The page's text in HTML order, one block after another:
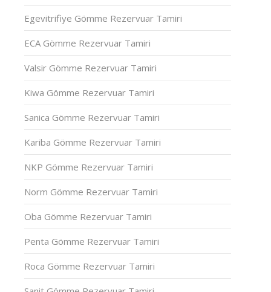
Egevitrifiye Gömme Rezervuar Tamiri
ECA Gömme Rezervuar Tamiri
Valsir Gömme Rezervuar Tamiri
Kiwa Gömme Rezervuar Tamiri
Sanica Gömme Rezervuar Tamiri
Kariba Gömme Rezervuar Tamiri
NKP Gömme Rezervuar Tamiri
Norm Gömme Rezervuar Tamiri
Oba Gömme Rezervuar Tamiri
Penta Gömme Rezervuar Tamiri
Roca Gömme Rezervuar Tamiri